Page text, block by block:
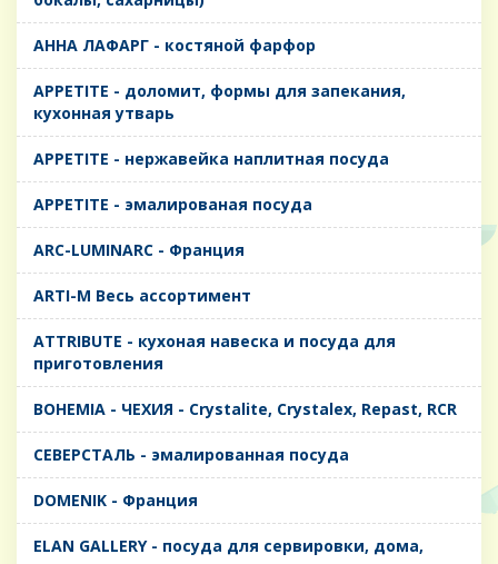
AHHA ЛАФАРГ - костяной фарфор
APPETITE - доломит, формы для запекания,
кухонная утварь
APPETITE - нержавейка наплитная посуда
APPETITE - эмалированая посуда
ARC-LUMINARC - Франция
ARTI-M Весь ассортимент
ATTRIBUTE - кухоная навеска и посуда для
приготовления
BOHEMIA - ЧЕХИЯ - Crystalite, Crystalex, Repast, RCR
CЕВЕРСТАЛЬ - эмалированная посуда
DOMENIK - Франция
ELAN GALLERY - посуда для сервировки, дома,